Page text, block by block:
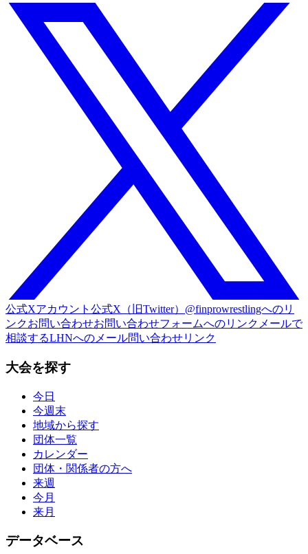
公式Xアカウント 公式X（旧Twitter）@finprowrestlingへのリ
ンクお問い合わせお問い合わせフォームへのリンク メールで
相談するLHNへのメール問い合わせリンク
大会を探す
今日
今週末
地域から探す
団体一覧
カレンダー
団体・関係者の方へ
来週
今月
来月
データベース